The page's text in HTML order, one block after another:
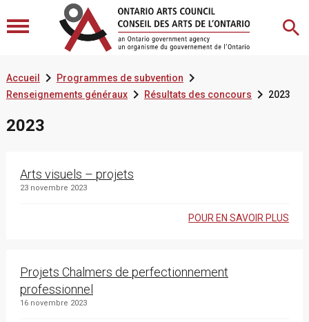
Accueil  Programmes de subvention
Renseignements généraux Résultats des concours 2023
2023
Arts visuels – projets
23 novembre 2023
POUR EN SAVOIR PLUS
Projets Chalmers de perfectionnement
professionnel
16 novembre 2023